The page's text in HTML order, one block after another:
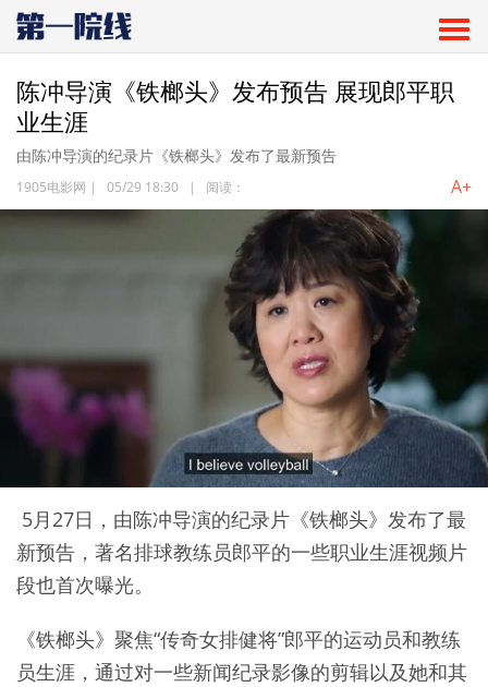
陈冲导演《铁榔头》发布预告 展现郎平职
业生涯
由陈冲导演的纪录片《铁榔头》发布了最新预告
1905电影网 | 05/29 18:30 | 阅读： A+
5月27日，由陈冲导演的纪录片《铁榔头》发布了最
新预告，著名排球教练员郎平的一些职业生涯视频片
段也首次曝光。
《铁榔头》聚焦“传奇女排健将”郎平的运动员和教练
员生涯，通过对一些新闻纪录影像的剪辑以及她和其